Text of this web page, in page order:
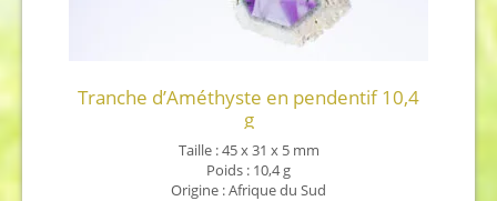
Tranche d’Améthyste en pendentif 10,4
g
Taille : 45 x 31 x 5 mm
Poids : 10,4 g
Origine : Afrique du Sud